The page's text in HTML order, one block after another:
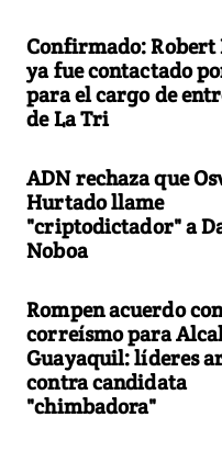
Confirmado: Robert
ya fue contactado
para el cargo de
de La Tri
ADN rechaza que
Hurtado llame
"criptodictador" a
Noboa
Rompen acuerdo
correísmo para
Guayaquil: líderes
contra candidata
"chimbadora"